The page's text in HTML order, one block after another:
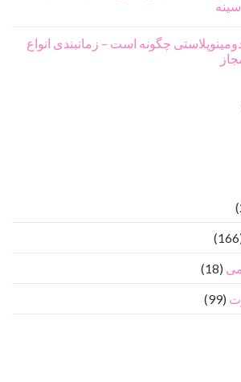
چگونه است – زمانبندی انواع
(18)
(99)